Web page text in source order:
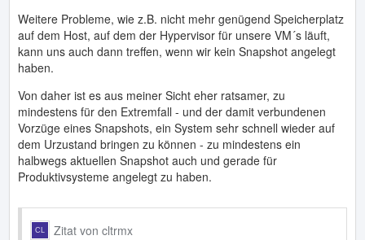
Weitere Probleme, wie z.B. nicht mehr genügend Speicherplatz
auf dem Host, auf dem der Hypervisor für unsere VM´s läuft,
kann uns auch dann treffen, wenn wir kein Snapshot angelegt
haben.
Von daher ist es aus meiner Sicht eher ratsamer, zu
mindestens für den Extremfall - und der damit verbundenen
Vorzüge eines Snapshots, ein System sehr schnell wieder auf
dem Urzustand bringen zu können - zu mindestens ein
halbwegs aktuellen Snapshot auch und gerade für
Produktivsysteme angelegt zu haben.
Zitat von cltrmx